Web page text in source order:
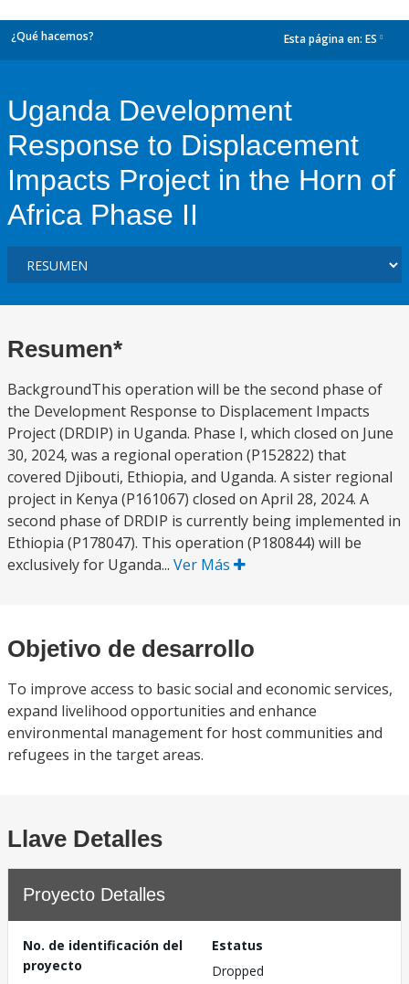
¿Qué hacemos? Esta página en: ES
Uganda Development
Response to Displacement
Impacts Project in the Horn of
Africa Phase II
Resumen*
BackgroundThis operation will be the second phase of
the Development Response to Displacement Impacts
Project (DRDIP) in Uganda. Phase I, which closed on June
30, 2024, was a regional operation (P152822) that
covered Djibouti, Ethiopia, and Uganda. A sister regional
project in Kenya (P161067) closed on April 28, 2024. A
second phase of DRDIP is currently being implemented in
Ethiopia (P178047). This operation (P180844) will be
exclusively for Uganda... Ver Más
Objetivo de desarrollo
To improve access to basic social and economic services,
expand livelihood opportunities and enhance
environmental management for host communities and
refugees in the target areas.
Llave Detalles
Proyecto Detalles
No. de identificación del
proyecto
Estatus
Dropped